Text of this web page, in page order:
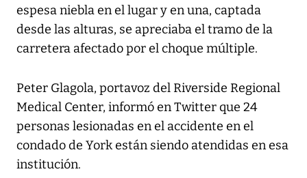
espesa niebla en el lugar y en una, captada
desde las alturas, se apreciaba el tramo de la
carretera afectado por el choque múltiple.
Peter Glagola, portavoz del Riverside Regional
Medical Center, informó en Twitter que 24
personas lesionadas en el accidente en el
condado de York están siendo atendidas en esa
institución.